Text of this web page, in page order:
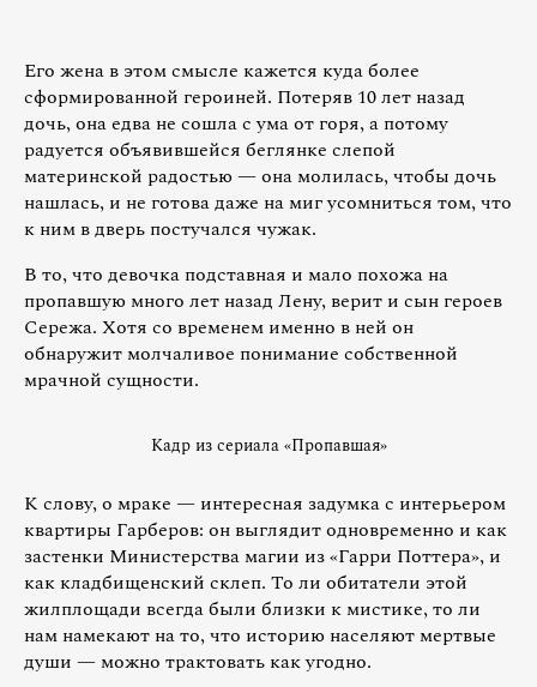
Его жена в этом смысле кажется куда более
сформированной героиней. Потеряв 10 лет назад
дочь, она едва не сошла с ума от горя, а потому
радуется объявившейся беглянке слепой
материнской радостью — она молилась, чтобы дочь
нашлась, и не готова даже на миг усомниться том, что
к ним в дверь постучался чужак.
В то, что девочка подставная и мало похожа на
пропавшую много лет назад Лену, верит и сын героев
Сережа. Хотя со временем именно в ней он
обнаружит молчаливое понимание собственной
мрачной сущности.
Кадр из сериала «Пропавшая»
К слову, о мраке — интересная задумка с интерьером
квартиры Гарберов: он выглядит одновременно и как
застенки Министерства магии из «Гарри Поттера», и
как кладбищенский склеп. То ли обитатели этой
жилплощади всегда были близки к мистике, то ли
нам намекают на то, что историю населяют мертвые
души — можно трактовать как угодно.